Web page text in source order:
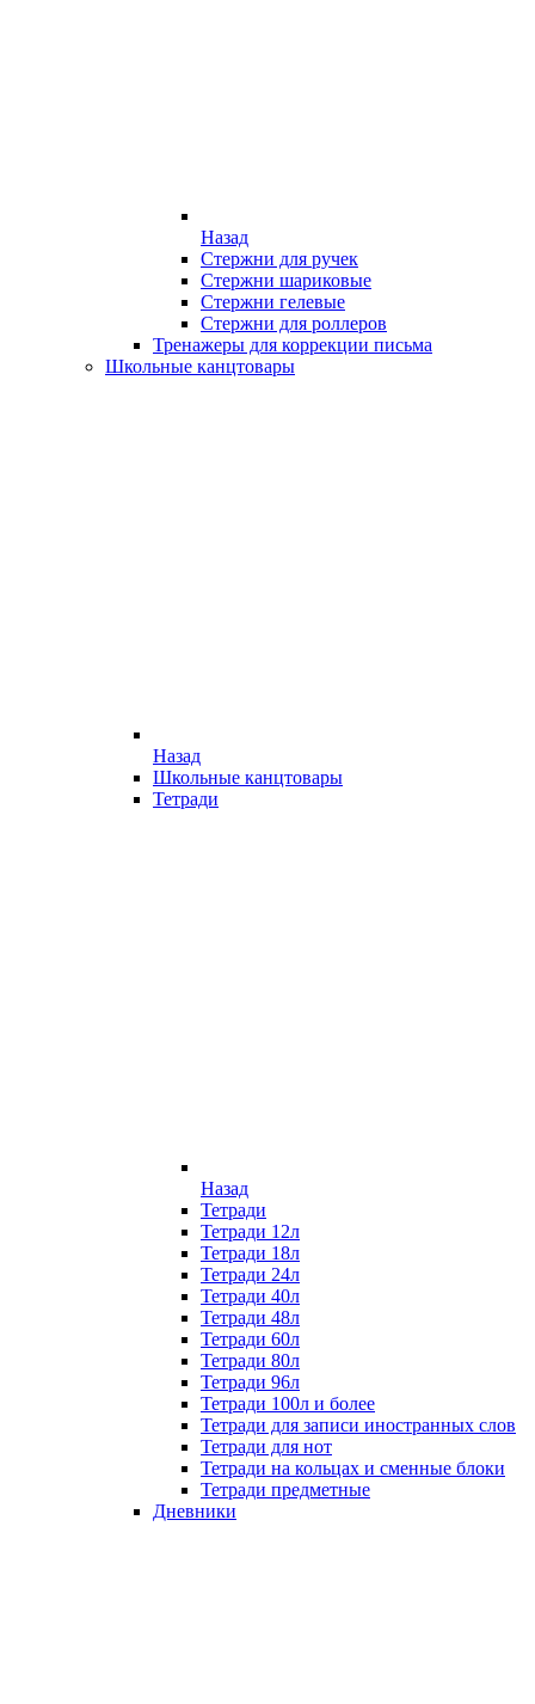
Назад
Стержни для ручек
Стержни шариковые
Стержни гелевые
Стержни для роллеров
Тренажеры для коррекции письма
Школьные канцтовары
Назад
Школьные канцтовары
Тетради
Назад
Тетради
Тетради 12л
Тетради 18л
Тетради 24л
Тетради 40л
Тетради 48л
Тетради 60л
Тетради 80л
Тетради 96л
Тетради 100л и более
Тетради для записи иностранных слов
Тетради для нот
Тетради на кольцах и сменные блоки
Тетради предметные
Дневники